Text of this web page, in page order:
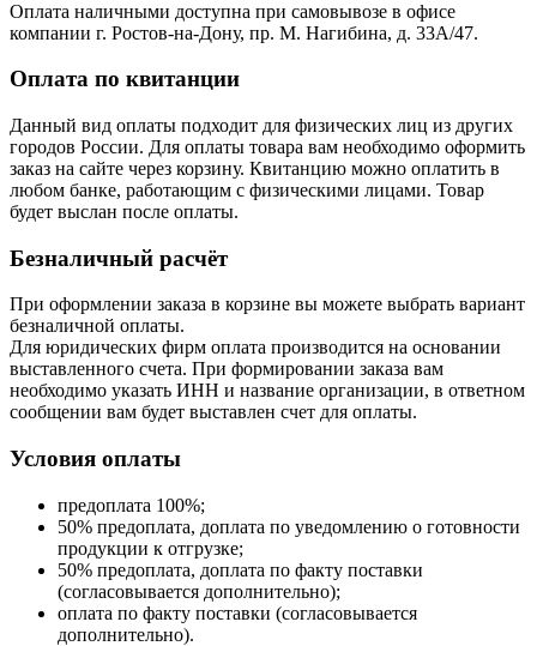
Оплата наличными доступна при самовывозе в офисе
компании г. Ростов-на-Дону, пр. М. Нагибина, д. 33А/47.
Оплата по квитанции
Данный вид оплаты подходит для физических лиц из других
городов России. Для оплаты товара вам необходимо оформить
заказ на сайте через корзину. Квитанцию можно оплатить в
любом банке, работающим с физическими лицами. Товар
будет выслан после оплаты.
Безналичный расчёт
При оформлении заказа в корзине вы можете выбрать вариант
безналичной оплаты.
Для юридических фирм оплата производится на основании
выставленного счета. При формировании заказа вам
необходимо указать ИНН и название организации, в ответном
сообщении вам будет выставлен счет для оплаты.
Условия оплаты
предоплата 100%;
50% предоплата, доплата по уведомлению о готовности
продукции к отгрузке;
50% предоплата, доплата по факту поставки
(согласовывается дополнительно);
оплата по факту поставки (согласовывается
дополнительно).